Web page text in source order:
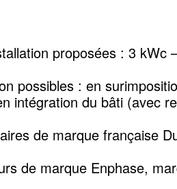
proposées : 3 kWc
possibles : en
intégration du bâti (avec
de marque française
de marque Enphase,